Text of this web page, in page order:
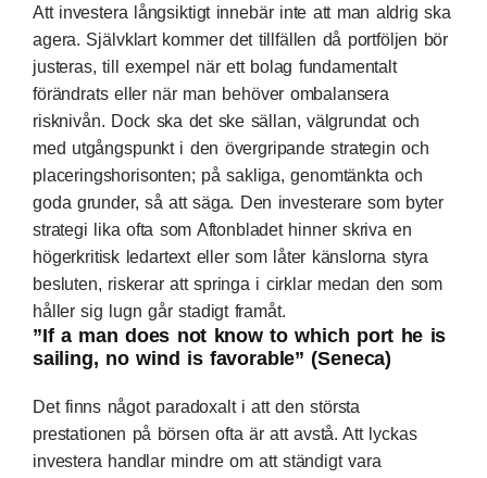
Att investera långsiktigt innebär inte att man aldrig ska
agera. Självklart kommer det tillfällen då portföljen bör
justeras, till exempel när ett bolag fundamentalt
förändrats eller när man behöver ombalansera
risknivån. Dock ska det ske sällan, välgrundat och
med utgångspunkt i den övergripande strategin och
placeringshorisonten; på sakliga, genomtänkta och
goda grunder, så att säga. Den investerare som byter
strategi lika ofta som Aftonbladet hinner skriva en
högerkritisk ledartext eller som låter känslorna styra
besluten, riskerar att springa i cirklar medan den som
håller sig lugn går stadigt framåt.
”If a man does not know to which port he is
sailing, no wind is favorable” (Seneca)
Det finns något paradoxalt i att den största
prestationen på börsen ofta är att avstå. Att lyckas
investera handlar mindre om att ständigt vara